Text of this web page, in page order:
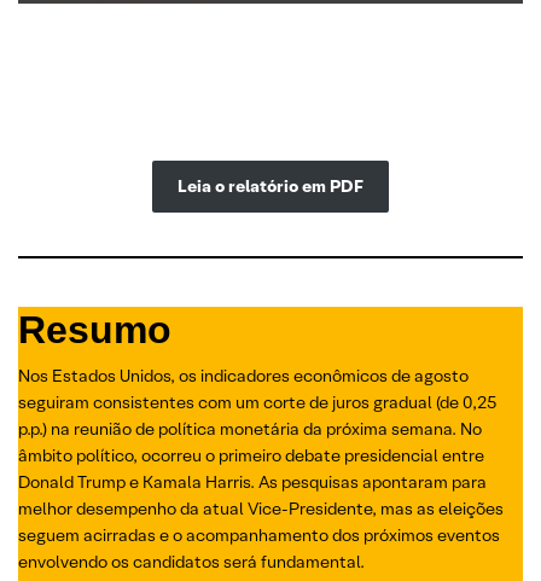
Leia o relatório em PDF
Resumo
Nos Estados Unidos, os indicadores econômicos de agosto
seguiram consistentes com um corte de juros gradual (de 0,25
p.p.) na reunião de política monetária da próxima semana. No
âmbito político, ocorreu o primeiro debate presidencial entre
Donald Trump e Kamala Harris. As pesquisas apontaram para
melhor desempenho da atual Vice-Presidente, mas as eleições
seguem acirradas e o acompanhamento dos próximos eventos
envolvendo os candidatos será fundamental.